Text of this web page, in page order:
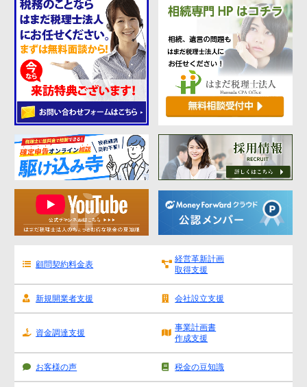
顧問契約料金表
経営革新計画
取得支援
新規開業者支援 会社設立支援
資金調達支援
事業計画書
作成支援
お客様の声 税金の豆知識